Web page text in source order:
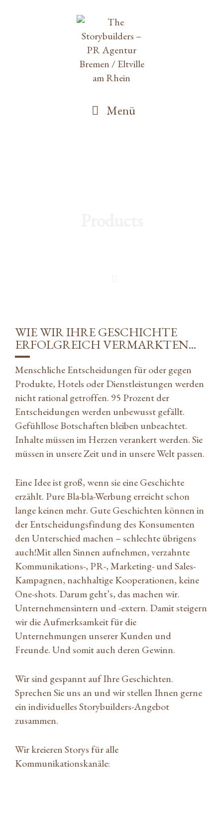
Menü
WIE WIR IHRE GESCHICHTE
ERFOLGREICH VERMARKTEN...
Menschliche Entscheidungen für oder gegen
Produkte, Hotels oder Dienstleistungen werden
nicht rational getroffen. 95 Prozent der
Entscheidungen werden unbewusst gefällt.
Gefühllose Botschaften bleiben unbeachtet.
Inhalte müssen im Herzen verankert werden. Sie
müssen in unsere Zeit und in unsere Welt passen.
Eine Idee ist groß, wenn sie eine Geschichte
erzählt. Pure Bla-bla-Werbung erreicht schon
lange keinen mehr. Gute Geschichten können in
der Entscheidungsfindung des Konsumenten
den Unterschied machen – schlechte übrigens
auch!Mit allen Sinnen aufnehmen, verzahnte
Kommunikations-, PR-, Marketing- und Sales-
Kampagnen, nachhaltige Kooperationen, keine
One-shots. Darum geht’s, das machen wir.
Unternehmensintern und -extern. Damit steigern
wir die Aufmerksamkeit für die
Unternehmungen unserer Kunden und
Freunde. Und somit auch deren Gewinn.
Wir sind gespannt auf Ihre Geschichten.
Sprechen Sie uns an und wir stellen Ihnen gerne
ein individuelles Storybuilders-Angebot
zusammen.
Wir kreieren Storys für alle
Kommunikationskanäle: